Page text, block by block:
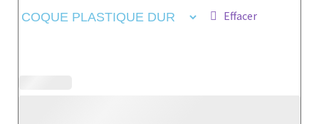
Effacer